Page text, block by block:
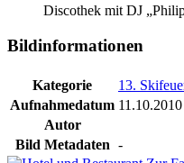
Discothek mit DJ
Bildinformationen
Kategorie
13.
Aufnahmedatum
Autor
Bild Metadaten -